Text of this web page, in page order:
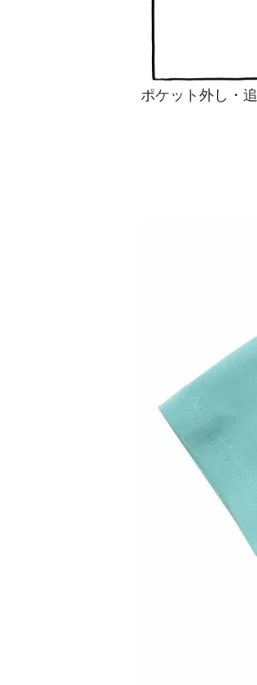
ポケット外し・